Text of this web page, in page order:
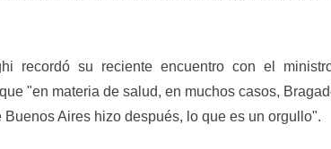
recordó su reciente encuentro con el
"en materia de salud, en muchos casos,
Aires hizo después, lo que es un orgullo".